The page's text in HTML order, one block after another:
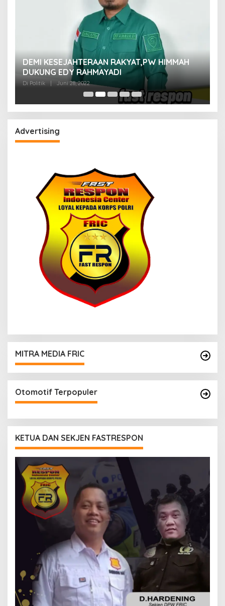
DEMI KESEJAHTERAAN RAKYAT,PW HIMMAH
DUKUNG EDY RAHMAYADI
Di Politik Juni 28, 2022
Advertising
MITRA MEDIA FRIC
Otomotif Terpopuler
KETUA DAN SEKJEN FASTRESPON